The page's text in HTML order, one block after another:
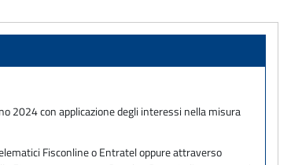
2024 con applicazione degli interessi nella misura
Fisconline o Entratel oppure attraverso